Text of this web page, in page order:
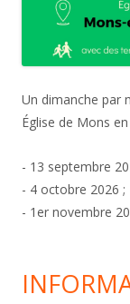
Un dimanche par
Église de Mons
- 13 septembre
- 4 octobre 2026 ;
- 1er novembre